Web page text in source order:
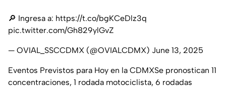
🔎 Ingresa a: https://t.co/bgKCeDlz3q
pic.twitter.com/Gh829ylGvZ
— OVIAL_SSCCDMX (@OVIALCDMX) June 13, 2025
Eventos Previstos para Hoy en la CDMXSe pronostican 11
concentraciones, 1 rodada motociclista, 6 rodadas